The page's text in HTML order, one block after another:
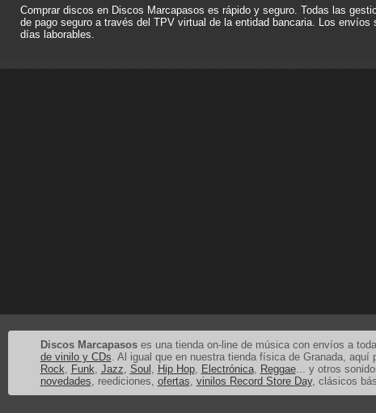
Comprar discos en Discos Marcapasos es rápido y seguro. Todas las
de pago seguro a través del TPV virtual de la entidad bancaria. Los envíos
días laborables.
Discos Marcapasoses una tienda on-line de música con envíos a
de vinilo y CDs. Al igual que en nuestra tienda física de Granada, aquí
Rock, Funk, Jazz, Soul , Hip Hop, Electrónica, Reggae... y otros
novedades, reediciones, ofertas, vinilos Record Store Day, clásicos